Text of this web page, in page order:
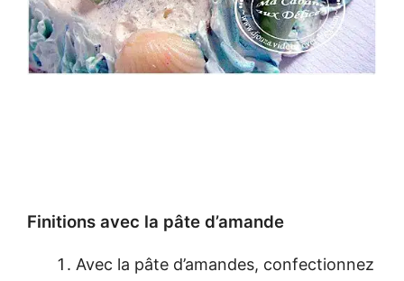
Finitions avec la pâte d’amande
Avec la pâte d’amandes, confectionnez